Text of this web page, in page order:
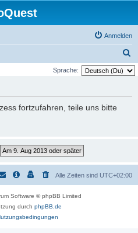
Anmelden
u
Sprache:
fortzufahren, teile uns bitte
Alle Zeiten sind UTC+02:00
Software © phpBB Limited
durch phpBB.de